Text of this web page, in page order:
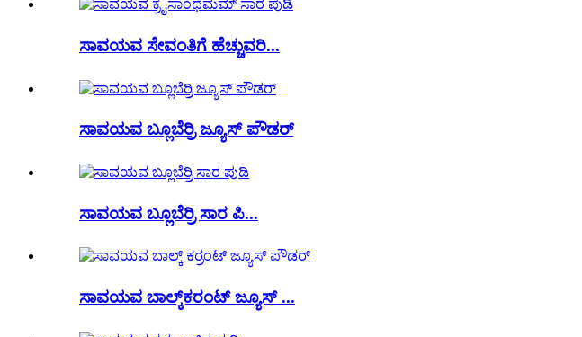
ಸಾವಯವ ಸೇವಂತಿಗೆ ಹೆಚ್ಚುವರಿ...
ಸಾವಯವ ಬ್ಲೂಬೆರ್ರಿ ಜ್ಯೂಸ್ ಪೌಡರ್
ಸಾವಯವ ಬ್ಲೂಬೆರ್ರಿ ಸಾರ ಪಿ...
ಸಾವಯವ ಬಾಲ್ಕ್‌ಕರಂಟ್ ಜ್ಯೂಸ್ ...